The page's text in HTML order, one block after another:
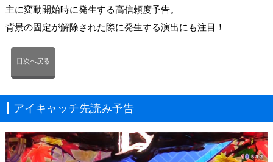
主に変動開始時に発生する高信頼度予告。
背景の固定が解除された際に発生する演出にも注目！
目次へ戻る
アイキャッチ先読み予告